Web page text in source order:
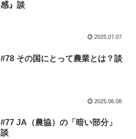
感』談
2025.07.07
#78 その国にとって農業とは？談
2025.06.08
#77 JA（農協）の「暗い部分」
談